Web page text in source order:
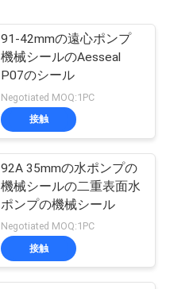
91-42mmの遠心ポンプ
機械シールのAesseal
P07のシール
Negotiated MOQ:1PC
接触
92A 35mmの水ポンプの
機械シールの二重表面水
ポンプの機械シール
Negotiated MOQ:1PC
接触